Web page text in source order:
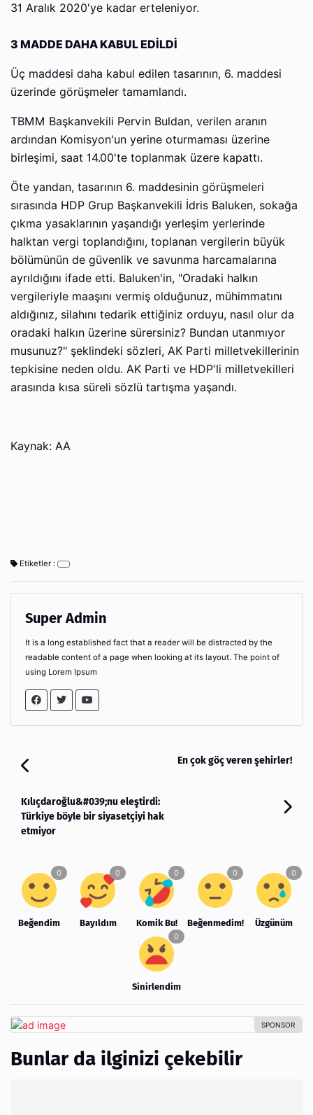
31 Aralık 2020'ye kadar erteleniyor.
3 MADDE DAHA KABUL EDİLDİ
Üç maddesi daha kabul edilen tasarının, 6. maddesi
üzerinde görüşmeler tamamlandı.
TBMM Başkanvekili Pervin Buldan, verilen aranın
ardından Komisyon'un yerine oturmaması üzerine
birleşimi, saat 14.00'te toplanmak üzere kapattı.
Öte yandan, tasarının 6. maddesinin görüşmeleri
sırasında HDP Grup Başkanvekili İdris Baluken, sokağa
çıkma yasaklarının yaşandığı yerleşim yerlerinde
halktan vergi toplandığını, toplanan vergilerin büyük
bölümünün de güvenlik ve savunma harcamalarına
ayrıldığını ifade etti. Baluken'in, "Oradaki halkın
vergileriyle maaşını vermiş olduğunuz, mühimmatını
aldığınız, silahını tedarik ettiğiniz orduyu, nasıl olur da
oradaki halkın üzerine sürersiniz? Bundan utanmıyor
musunuz?" şeklindeki sözleri, AK Parti milletvekillerinin
tepkisine neden oldu. AK Parti ve HDP'li milletvekilleri
arasında kısa süreli sözlü tartışma yaşandı.
Kaynak: AA
Etiketler :
Super Admin
It is a long established fact that a reader will be distracted by the
readable content of a page when looking at its layout. The point of
using Lorem Ipsum
En çok göç veren şehirler!
Kılıçdaroğlu&#039;nu eleştirdi:
Türkiye böyle bir siyasetçiyi hak
etmiyor
Beğendim Bayıldım Komik Bu! Beğenmedim! Üzgünüm
Sinirlendim
Bunlar da ilginizi çekebilir